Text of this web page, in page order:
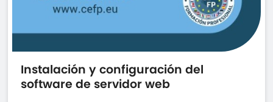
Instalación y configuración del
software de servidor web